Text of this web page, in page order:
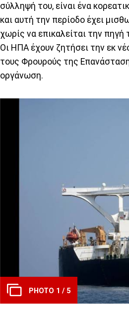
σύλληψή του, είναι ένα
και αυτή την περίοδο έχει
χωρίς να επικαλείται την πηγή
Οι ΗΠΑ έχουν ζητήσει την εκ
τους Φρουρούς της
οργάνωση.
PHOTO 1 / 5